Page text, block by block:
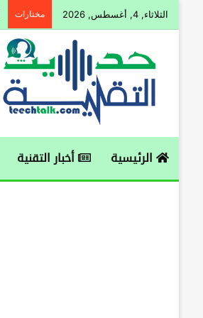
الثلاثاء, 4, أغسطس, 2026 مختارات
الرئيسية أخبار التقنية